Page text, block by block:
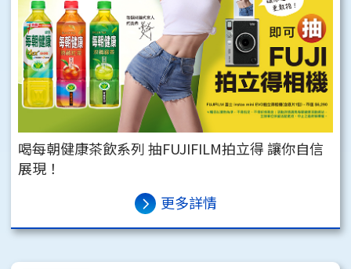
喝每朝健康茶飲系列 抽FUJIFILM拍立得 讓你自信
展現！
更多詳情